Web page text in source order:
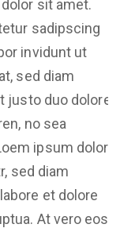
sit amet.
sadipscing
invidunt ut
sed diam
duo dolores
no sea
ipsum dolor
sed diam
et dolore
At vero eos